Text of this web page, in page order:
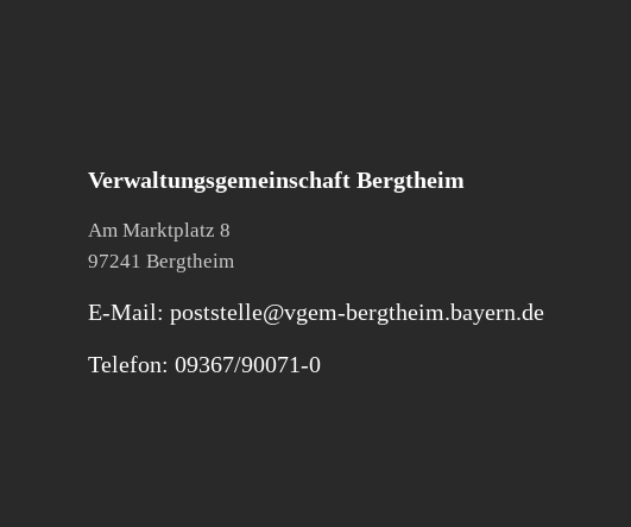
Verwaltungsgemeinschaft Bergtheim
Am Marktplatz 8
97241 Bergtheim
E-Mail: poststelle@vgem-bergtheim.bayern.de
Telefon: 09367/90071-0